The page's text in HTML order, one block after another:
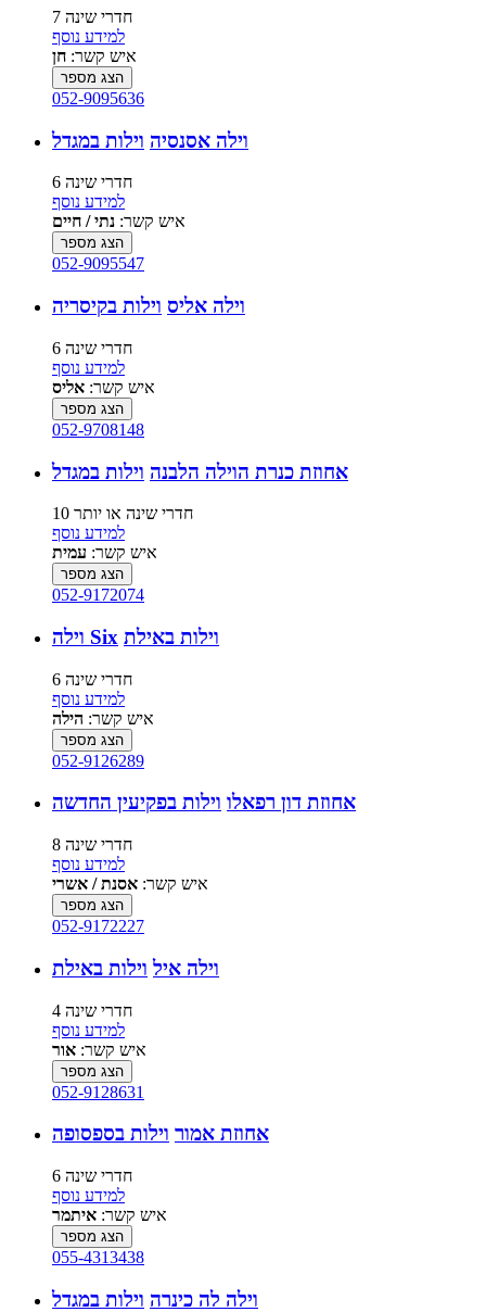
7 חדרי שינה
למידע נוסף
איש קשר: חן
הצג מספר
052-9095636
וילה אסנסיה וילות במגדל
6 חדרי שינה
למידע נוסף
איש קשר: נתי / חיים
הצג מספר
052-9095547
וילה אליס וילות בקיסריה
6 חדרי שינה
למידע נוסף
איש קשר: אליס
הצג מספר
052-9708148
אחוזת כנרת הוילה הלבנה וילות במגדל
10 חדרי שינה או יותר
למידע נוסף
איש קשר: עמית
הצג מספר
052-9172074
וילה Six וילות באילת
6 חדרי שינה
למידע נוסף
איש קשר: הילה
הצג מספר
052-9126289
אחוזת דון רפאלו וילות בפקיעין החדשה
8 חדרי שינה
למידע נוסף
איש קשר: אסנת / אשרי
הצג מספר
052-9172227
וילה איל וילות באילת
4 חדרי שינה
למידע נוסף
איש קשר: אור
הצג מספר
052-9128631
אחוזת אמור וילות בספסופה
6 חדרי שינה
למידע נוסף
איש קשר: איתמר
הצג מספר
055-4313438
וילה לה כינרה וילות במגדל